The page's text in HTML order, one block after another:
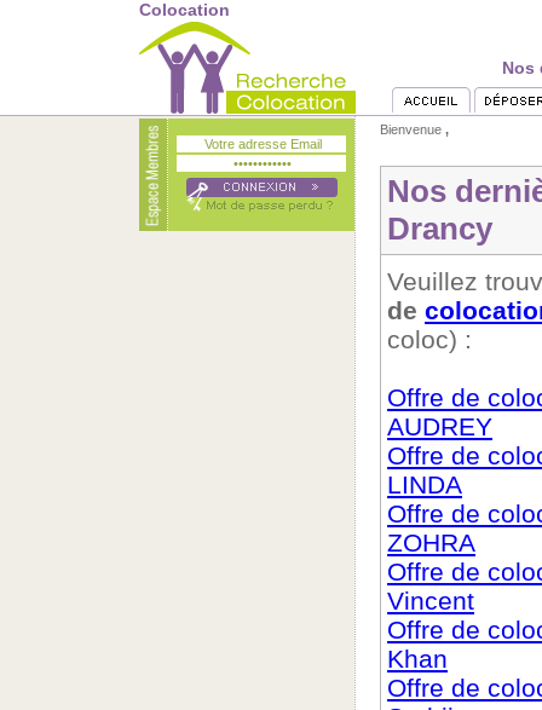
Colocation
Nos
Bienvenue ,
Nos
Drancy
Veuillez
de
coloc) :
Offre de
AUDREY
Offre de
LINDA
Offre de
ZOHRA
Offre de
Vincent
Offre de
Khan
Offre de